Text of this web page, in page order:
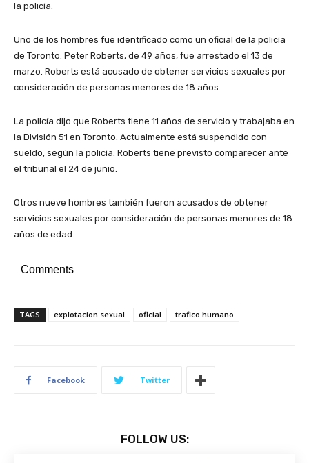
la policía.
Uno de los hombres fue identificado como un oficial de la policía
de Toronto: Peter Roberts, de 49 años, fue arrestado el 13 de
marzo. Roberts está acusado de obtener servicios sexuales por
consideración de personas menores de 18 años.
La policía dijo que Roberts tiene 11 años de servicio y trabajaba en
la División 51 en Toronto. Actualmente está suspendido con
sueldo, según la policía. Roberts tiene previsto comparecer ante
el tribunal el 24 de junio.
Otros nueve hombres también fueron acusados de obtener
servicios sexuales por consideración de personas menores de 18
años de edad.
Comments
TAGS explotacion sexual oficial trafico humano
Facebook Twitter
FOLLOW US: